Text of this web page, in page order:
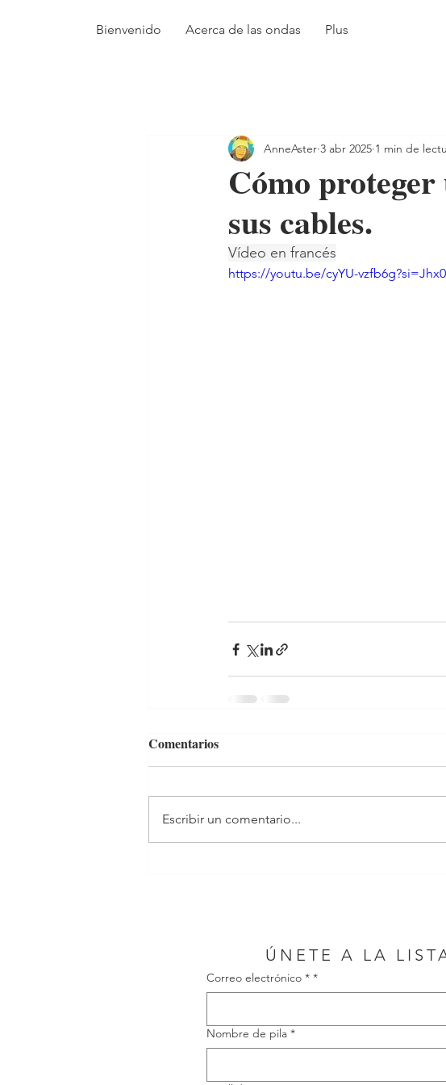
Bienvenido Acerca de las ondas Plus
Cómo proteger
sus cables.
AnneAster 3 abr 2025 1 min de
Vídeo en francés
https://youtu.be/cyYU-
Comentarios
Escribir un comentario...
ÚNETE A LA
Correo electrónico * *
Nombre de pila *